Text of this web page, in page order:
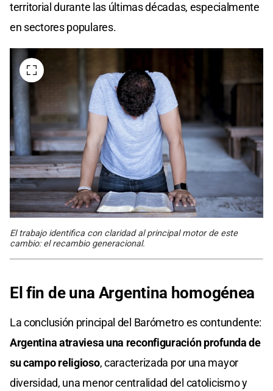
territorial durante las últimas décadas, especialmente
en sectores populares.
El trabajo identifica con claridad al principal motor de este
cambio: el recambio generacional.
El fin de una Argentina homogénea
La conclusión principal del Barómetro es contundente:
Argentina atraviesa una reconfiguración profunda de
su campo religioso, caracterizada por una mayor
diversidad, una menor centralidad del catolicismo y